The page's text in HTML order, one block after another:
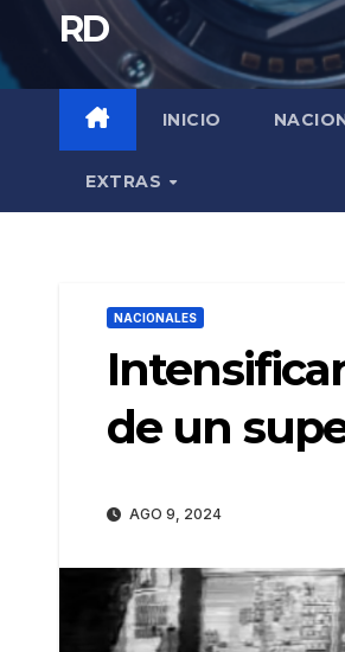
RD
INICIO
EXTRAS
NACIONALES
de un
AGO 9, 2024